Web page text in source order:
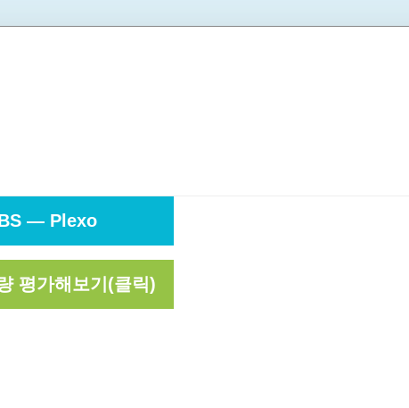
— Plexo
평가해보기(클릭)